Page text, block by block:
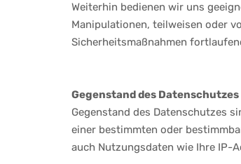
Weiterhin bedienen wir uns
Manipulationen, teilweisen oder
Sicherheitsmaßnahmen
Gegenstand des Datenschutzes
Gegenstand des Datenschutzes
einer bestimmten oder
auch Nutzungsdaten wie Ihre IP-